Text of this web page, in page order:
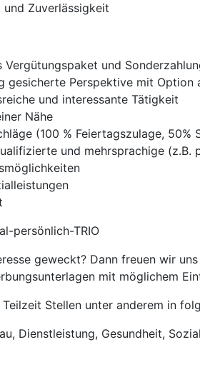
Zuverlässigkeit
Vergütungspaket und
gesicherte Perspektive mit Option
und interessante Tätigkeit
Nähe
(100 % Feiertagszulage,
und mehrsprachige
persönlich-TRIO
geweckt? Dann freuen wir
mit möglichem
Stellen unter anderem in
Dienstleistung, Gesundheit,